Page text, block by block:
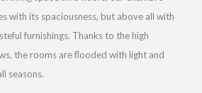
with its spaciousness, but above all with
furnishings. Thanks to the high
the rooms are flooded with light and
seasons.